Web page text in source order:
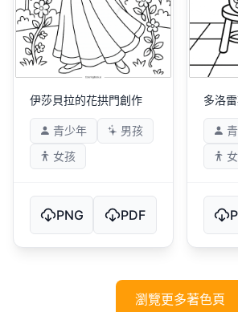
伊莎貝拉的花拱門創作
青少年
男孩
女孩
PNG PDF
多洛
瀏覽更多著色頁